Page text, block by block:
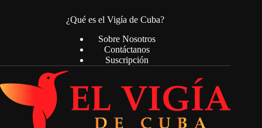
¿Qué es el Vigía de Cuba?
Sobre Nosotros
Contáctanos
Suscripción